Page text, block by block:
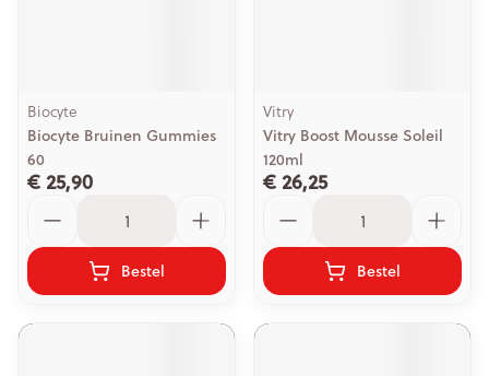
Biocyte
Biocyte Bruinen Gummies
60
€ 25,90
Bestel
Vitry
Vitry Boost Mousse Soleil
120ml
€ 26,25
Bestel